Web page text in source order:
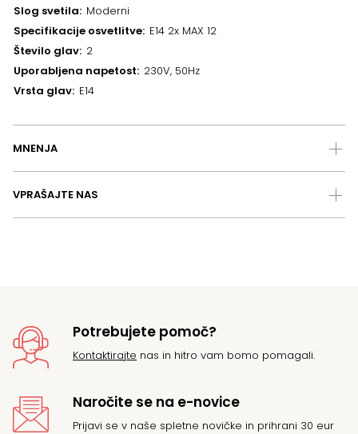
Slog svetila Moderni
Specifikacije osvetlitve E14 2x MAX 12
Število glav 2
Uporabljena napetost 230V, 50Hz
Vrsta glav E14
MNENJA
VPRAŠAJTE NAS
Potrebujete pomoč?
Kontaktirajte nas in hitro vam bomo pomagali.
Naročite se na e-novice
Prijavi se v naše spletne novičke in prihrani 30 eur